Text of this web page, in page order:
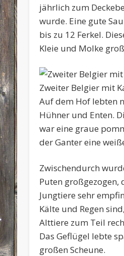
jährlich zum
wurde. Eine gute
bis zu 12 Ferkel.
Kleie und Molke
Zweiter Belgier mit
Auf dem Hof lebten
Hühner und Enten.
war eine graue
der Ganter eine
Zwischendurch
Puten großgezogen,
Jungtiere sehr
Kälte und Regen
Alttiere zum Teil
Das Geflügel lebte
großen Scheune.